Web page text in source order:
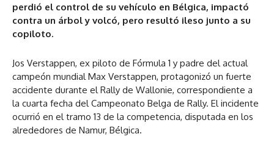
perdió el control de su vehículo en Bélgica, impactó
contra un árbol y volcó, pero resultó ileso junto a su
copiloto.
Jos Verstappen, ex piloto de Fórmula 1 y padre del actual
campeón mundial Max Verstappen, protagonizó un fuerte
accidente durante el Rally de Wallonie, correspondiente a
la cuarta fecha del Campeonato Belga de Rally. El incidente
ocurrió en el tramo 13 de la competencia, disputada en los
alrededores de Namur, Bélgica.